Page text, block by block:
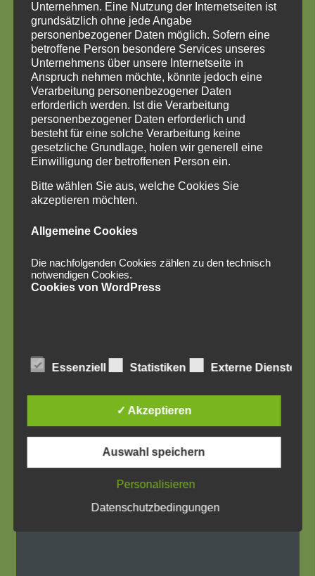
Unternehmen. Eine Nutzung der Internetseiten ist
grundsätzlich ohne jede Angabe
personenbezogener Daten möglich. Sofern eine
betroffene Person besondere Services unseres
Unternehmens über unsere Internetseite in
Anspruch nehmen möchte, könnte jedoch eine
Verarbeitung personenbezogener Daten
erforderlich werden. Ist die Verarbeitung
personenbezogener Daten erforderlich und
besteht für eine solche Verarbeitung keine
gesetzliche Grundlage, holen wir generell eine
Einwilligung der betroffenen Person ein.
Bitte wählen Sie aus, welche Cookies Sie
akzeptieren möchten.
Allgemeine Cookies
Die nachfolgenden Cookies zählen zu den technisch
notwendigen Cookies.
Cookies von WordPress
Essenziell Statistiken Externe Dienste
✓ Akzeptieren
Auswahl speichern
Personalisieren
Datenschutzbedingungen